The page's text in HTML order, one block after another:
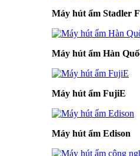
Máy hút ẩm Stadler
Máy hút ẩm Hàn
Máy hút ẩm FujiE
Máy hút ẩm Edison